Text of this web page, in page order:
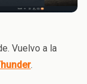
Vuelvo a la
.